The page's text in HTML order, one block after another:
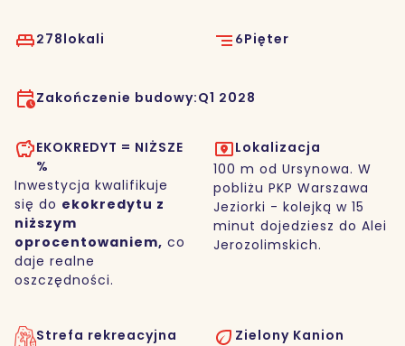
Zakończenie budowy:Q1 2028
278lokali 6Pięter
EKOKREDYT = NIŻSZE
%
Inwestycja kwalifikuje
się do ekokredytu z
niższym
oprocentowaniem, co
daje realne
oszczędności.
Lokalizacja
100 m od Ursynowa. W
pobliżu PKP Warszawa
Jeziorki - kolejką w 15
minut dojedziesz do Alei
Jerozolimskich.
Strefa rekreacyjna
Zielony Kanion